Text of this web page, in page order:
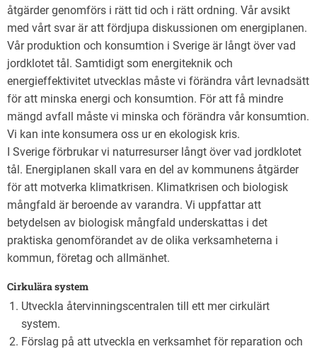
åtgärder genomförs i rätt tid och i rätt ordning. Vår avsikt
med vårt svar är att fördjupa diskussionen om energiplanen.
Vår produktion och konsumtion i Sverige är långt över vad
jordklotet tål. Samtidigt som energiteknik och
energieffektivitet utvecklas måste vi förändra vårt levnadsätt
för att minska energi och konsumtion. För att få mindre
mängd avfall måste vi minska och förändra vår konsumtion.
Vi kan inte konsumera oss ur en ekologisk kris.
I Sverige förbrukar vi naturresurser långt över vad jordklotet
tål. Energiplanen skall vara en del av kommunens åtgärder
för att motverka klimatkrisen. Klimatkrisen och biologisk
mångfald är beroende av varandra. Vi uppfattar att
betydelsen av biologisk mångfald underskattas i det
praktiska genomförandet av de olika verksamheterna i
kommun, företag och allmänhet.
Cirkulära system
Utveckla återvinningscentralen till ett mer cirkulärt
system.
Förslag på att utveckla en verksamhet för reparation och